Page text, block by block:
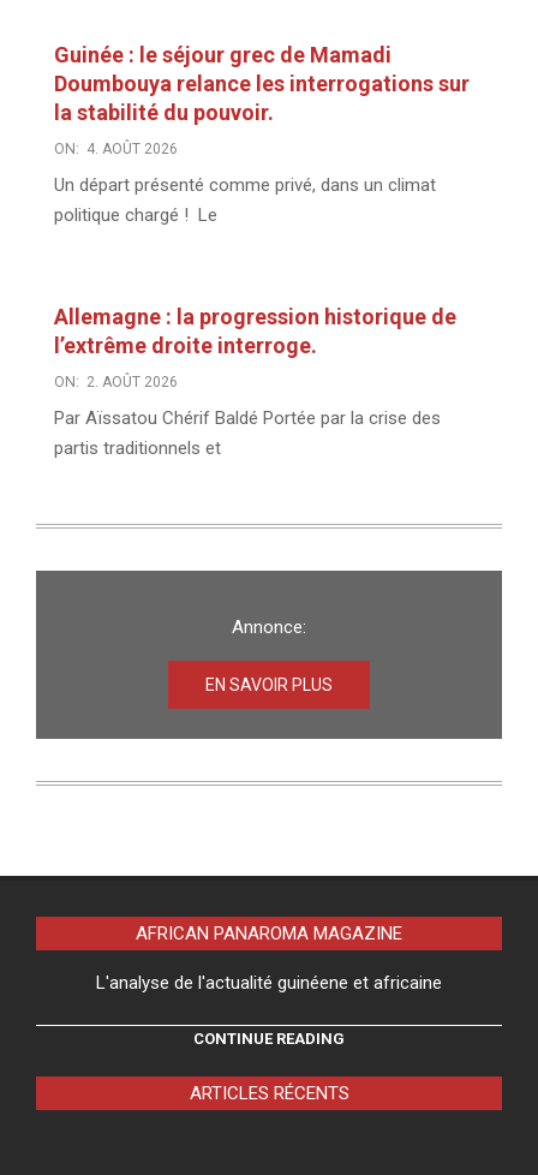
Guinée : le séjour grec de Mamadi
Doumbouya relance les interrogations sur
la stabilité du pouvoir.
ON: 4. AOÛT 2026
Un départ présenté comme privé, dans un climat
politique chargé ! Le
Allemagne : la progression historique de
l’extrême droite interroge.
ON: 2. AOÛT 2026
Par Aïssatou Chérif Baldé Portée par la crise des
partis traditionnels et
Annonce:
EN SAVOIR PLUS
AFRICAN PANAROMA MAGAZINE
L'analyse de l'actualité guinéene et africaine
CONTINUE READING
ARTICLES RÉCENTS